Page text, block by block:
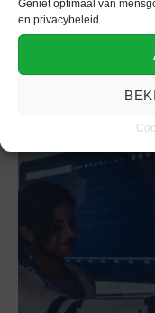
Geniet optimaal van
en privacybeleid.